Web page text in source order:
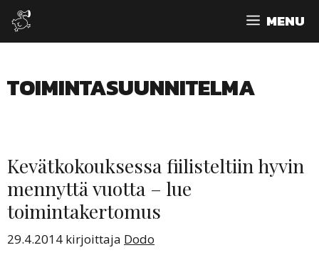
Siirry
sisältöön
MENU
TOIMINTASUUNNITELMA
Kevätkokouksessa fiilisteltiin hyvin
mennyttä vuotta – lue
toimintakertomus
29.4.2014 kirjoittaja Dodo